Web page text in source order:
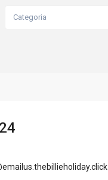
Categoria